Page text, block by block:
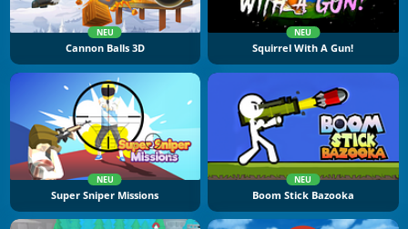
NEU
Cannon Balls 3D
NEU
Squirrel With A Gun!
NEU
Super Sniper Missions
NEU
Boom Stick Bazooka